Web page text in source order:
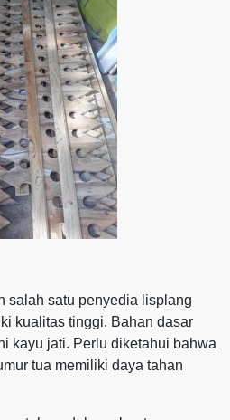
salah satu penyedia lisplang
kualitas tinggi. Bahan dasar
kayu jati. Perlu diketahui bahwa
tua memiliki daya tahan